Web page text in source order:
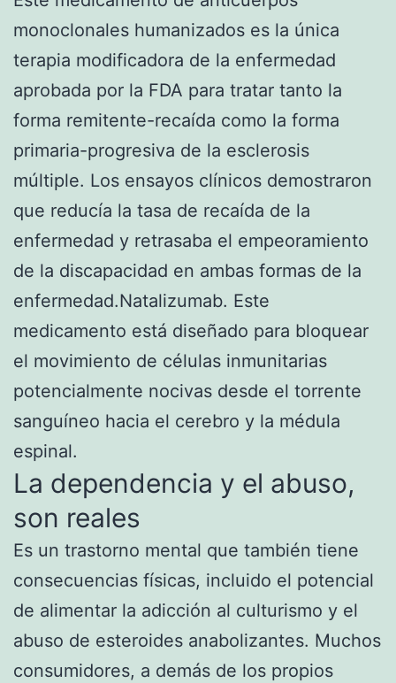
monoclonales humanizados es la única
terapia modificadora de la enfermedad
aprobada por la FDA para tratar tanto la
forma remitente-recaída como la forma
primaria-progresiva de la esclerosis
múltiple. Los ensayos clínicos demostraron
que reducía la tasa de recaída de la
enfermedad y retrasaba el empeoramiento
de la discapacidad en ambas formas de la
enfermedad.Natalizumab. Este
medicamento está diseñado para bloquear
el movimiento de células inmunitarias
potencialmente nocivas desde el torrente
sanguíneo hacia el cerebro y la médula
espinal.
La dependencia y el abuso,
son reales
Es un trastorno mental que también tiene
consecuencias físicas, incluido el potencial
de alimentar la adicción al culturismo y el
abuso de esteroides anabolizantes. Muchos
consumidores, a demás de los propios